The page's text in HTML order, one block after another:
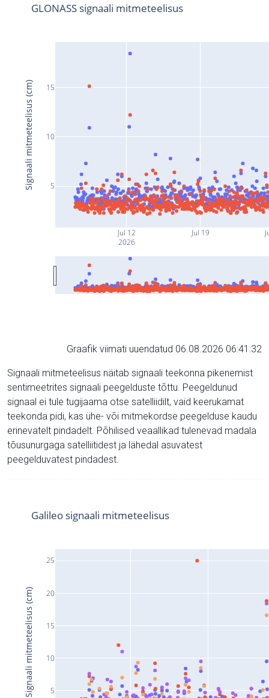
Jul 12
2026
Jul 19
5
10
15
GLONASS signaali mitmeteelisus
Signaali mitmeteelisus (cm)
Graafik viimati uuendatud 06.08.2026 06:41:32
Signaali mitmeteelisus näitab signaali teekonna pikenemist
sentimeetrites signaali peegelduste tõttu. Peegeldunud
signaal ei tule tugijaama otse satelliidilt, vaid keerukamat
teekonda pidi, kas ühe- või mitmekordse peegelduse kaudu
erinevatelt pindadelt. Põhilised veaallikad tulenevad madala
tõusunurgaga satelliitidest ja lähedal asuvatest
peegelduvatest pindadest.
5
10
15
20
25
Galileo signaali mitmeteelisus
Signaali mitmeteelisus (cm)